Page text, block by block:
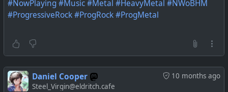
#NowPlaying#Music#Metal #HeavyMetal #NWoBHM
#ProgressiveRock#ProgRock#ProgMetal
10 months ago
Daniel Cooper
Steel_Virgin@eldritch.cafe